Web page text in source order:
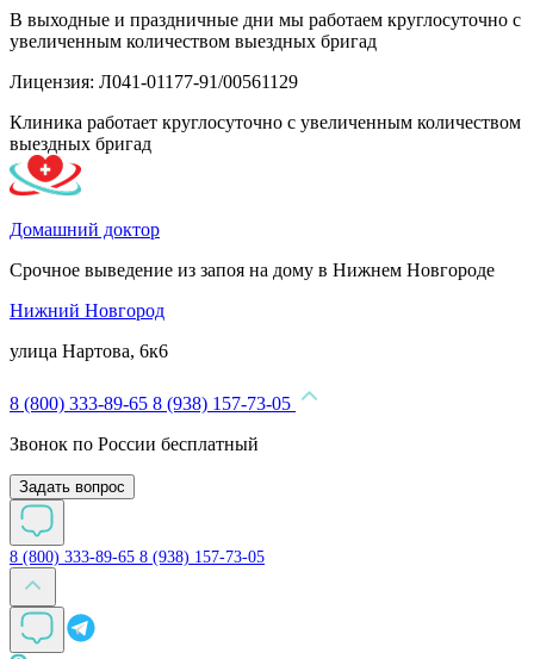
В выходные и праздничные дни мы работаем круглосуточно с
увеличенным количеством выездных бригад
Лицензия: Л041-01177-91/00561129
Клиника работает круглосуточно с увеличенным количеством
выездных бригад
Домашний доктор
Срочное выведение из запоя на дому в Нижнем Новгороде
Нижний Новгород
улица Нартова, 6к6
8 (800) 333-89-65 8 (938) 157-73-05
Звонок по России бесплатный
Задать вопрос
8 (800) 333-89-65 8 (938) 157-73-05